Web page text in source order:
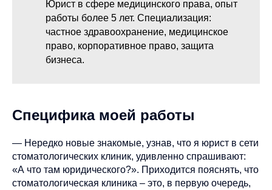
Юрист в сфере медицинского права, опыт
работы более 5 лет. Специализация:
частное здравоохранение, медицинское
право, корпоративное право, защита
бизнеса.
Специфика моей работы
— Нередко новые знакомые, узнав, что я юрист в сети
стоматологических клиник, удивленно спрашивают:
«А что там юридического?». Приходится пояснять, что
стоматологическая клиника – это, в первую очередь,